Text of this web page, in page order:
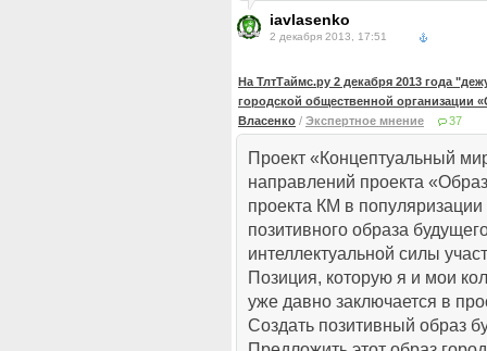
iavlasenko
2 декабря 2013, 17:51
На ТлтТаймс.ру 2 декабря 2013 года
городской общественной организации
Власенко / Экспертное мнение 37
Проект «Концептуальный
направлений проекта
проекта КМ в
позитивного образа
интеллектуальной силы
Позиция, которую я и мои
уже давно заключается в
Создать позитивный образ